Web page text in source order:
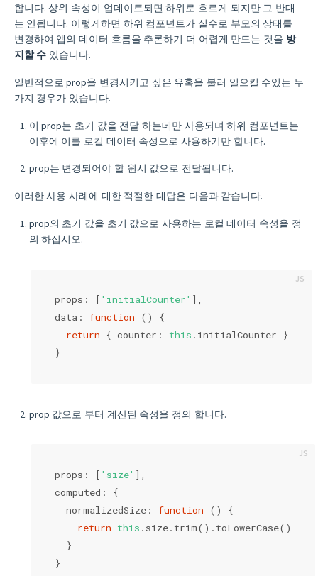
합니다. 상위 속성이 업데이트되면 하위로 흐르게 되지만 그 반대
는 안됩니다. 이렇게하면 하위 컴포넌트가 실수로 부모의 상태를
변경하여 앱의 데이터 흐름을 추론하기 더 어렵게 만드는 것을 방
지할 수 있습니다.
일반적으로 prop을 변경시키고 싶은 유혹을 불러 일으킬 수있는 두
가지 경우가 있습니다.
이 prop는 초기 값을 전달 하는데만 사용되며 하위 컴포넌트는
이후에 이를 로컬 데이터 속성으로 사용하기만 합니다.
prop는 변경되어야 할 원시 값으로 전달됩니다.
이러한 사용 사례에 대한 적절한 대답은 다음과 같습니다.
prop의 초기 값을 초기 값으로 사용하는 로컬 데이터 속성을 정
의 하십시오.
props: [ 'initialCounter' ],
data: function ( )
{
return { counter : this .initialCounter }
}
prop 값으로 부터 계산된 속성을 정의 합니다.
props: [ 'size' ],
computed: {
  normalizedSize:
function ( )
{
return this .size.trim().toLowerCase()
  }
}